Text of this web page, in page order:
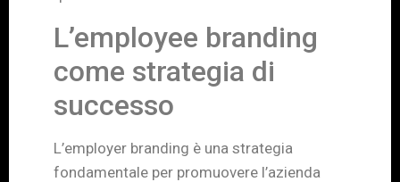
L’employee branding
come strategia di
successo
L’employer branding è una strategia
fondamentale per promuovere l’azienda